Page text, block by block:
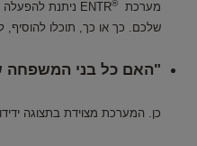
מערכת ®ENTR ניתנת להפעלה בדרכים שונות ועם רכיבים שונים: שלט רחוק, קורא קוד PIN, קורא טביעות אצבע ואפליקציית
שלכם. כך או כך, תוכלו
"האם כל בני המשפחה
כן. המערכת מצוידת בתצוגה